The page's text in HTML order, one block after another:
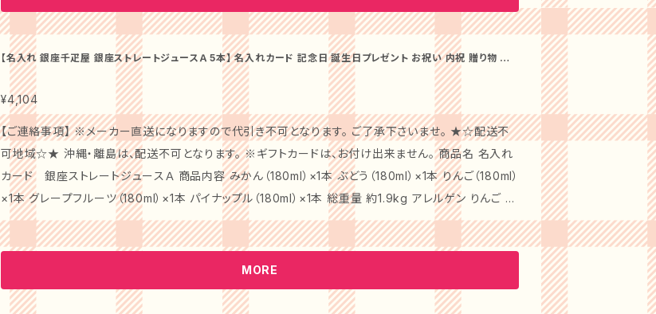
8.2度 ●ナトリウム：15mg/L ●湧出量：4,600L/min ●カリウム：4mg/L
【名入れ 銀座千疋屋 銀座ストレートジュースＡ 5本】 名入れカード 記念日 誕生日プレゼント お祝い 内祝 贈り物 お
礼【メーカー直送】果物 フルーツ スイーツ ギフト プレゼント
¥4,104
【ご連絡事項】 ※メーカー直送になりますので代引き不可となります。 ご了承下さいませ。 ★☆配送不
可地域☆★ 沖縄・離島は、配送不可となります。 ※ギフトカードは、お付け出来ません。 商品名 名入れ
カード 銀座ストレートジュースＡ 商品内容 みかん（180ml）×1本 ぶどう（180ml）×1本 りんご（180ml）
×1本 グレープフルーツ（180ml）×1本 パイナップル（180ml）×1本 総重量 約1.9kg アレルゲン りんご 箱
サイズ 縦15×横33.5×高さ7（cm） 賞味期限 常温365日間 配送方法 常温 特徴 旬の時期に収穫した、
美味しい果実をそのままぎゅっと美味しいジュースにしました。砂糖、香料などを加えない、ストレートタ
イプのジュースです。 名入れタイプ 漢字（ふりがな） 文字数 ・漢字3文字以内 ・ひらがな6文字以内 ・ふ
りがな6文字以内 ※双子も同様（三つ子対応不可） 生年月日 西暦 ※文字の大きさは、字数に対し調整
させて頂きます。 字体（フォント） 名前：HGゴシックE 生年月日：HGPゴシックE お探しの特別な贈り物
MORE